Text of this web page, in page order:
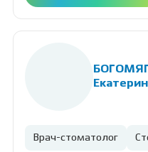
Врач-стоматолог